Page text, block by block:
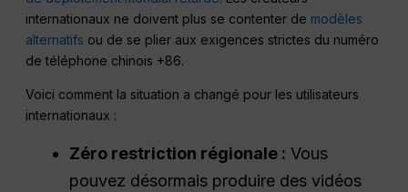
internationaux ne doivent plus se contenter de modèles
alternatifs ou de se plier aux exigences strictes du numéro
de téléphone chinois +86.
Voici comment la situation a changé pour les utilisateurs
internationaux :
Zéro restriction régionale : Vous
pouvez désormais produire des vidéos